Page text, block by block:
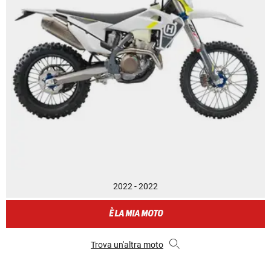
2022 - 2022
È LA MIA MOTO
Trova un'altra moto